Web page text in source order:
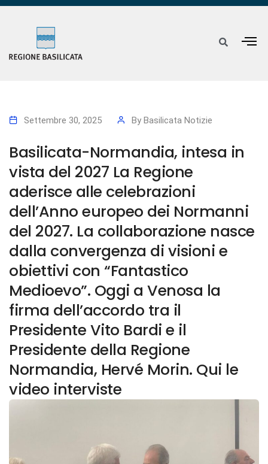
Settembre 30, 2025 By Basilicata Notizie
Basilicata-Normandia, intesa in
vista del 2027 La Regione
aderisce alle celebrazioni
dell’Anno europeo dei Normanni
del 2027. La collaborazione nasce
dalla convergenza di visioni e
obiettivi con “Fantastico
Medioevo”. Oggi a Venosa la
firma dell’accordo tra il
Presidente Vito Bardi e il
Presidente della Regione
Normandia, Hervé Morin. Qui le
video interviste